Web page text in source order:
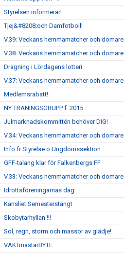
Styrelsen informerar!
Tjej&#8208;och Damfotboll!
V.39: Veckans hemmamatcher och domare
V.38: Veckans hemmamatcher och domare
Dragning i Lördagens lotteri
V.37: Veckans hemmamatcher och domare
Medlemsrabatt!
NY TRÄNINGSGRUPP f. 2015
Julmarknadskommittén behöver DIG!
V.34: Veckans hemmamatcher och domare
Info fr Styrelse o Ungdomssektion
GFF-talang klar för Falkenbergs FF
V.33: Veckans hemmamatcher och domare
Idrottsföreningarnas dag
Kansliet Semesterstängt
Skobytarhyllan !!!
Sol, regn, storm och massor av glädje!
VAKTmästarBYTE